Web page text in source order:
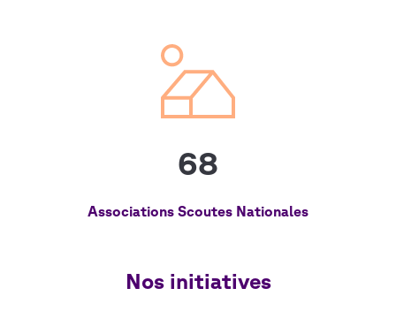
68
Associations Scoutes Nationales
Nos initiatives